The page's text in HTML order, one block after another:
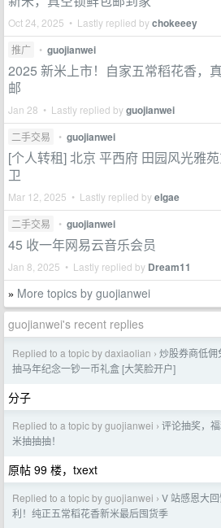
Oct 24, 2025 • Lastly replied bychokeeey
推广 • guojianwei
2025 新米上市！自家五常稻花香，
邮
Jan 28 • Lastly replied byguojianwei
二手交易 • guojianwei
[个人转租] 北京 平西府 田园风光雅
卫
Mar 12, 2025 • Lastly replied byelgae
二手交易 • guojianwei
45 收一年网易云音乐会员
Jan 8, 2025 • Lastly replied by Dream11
» More topics by guojianwei
guojianwei's recent replies
Replied to a topic by daxiaolian › 炒股券商低
抽马年纪念一钞一币礼盒 [大笑脸开户]
分子
Replied to a topic by guojianwei › 评论抽奖，
米抽抽抽！
原帖 99 楼，txext
Replied to a topic by guojianwei › V 站感恩大
利！纯正五常稻花香新米最后囤货季